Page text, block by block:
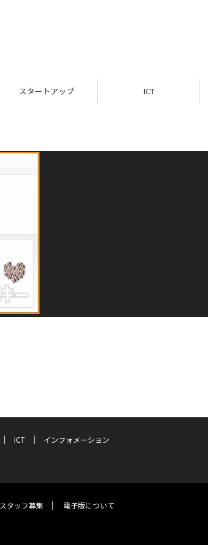
スタートアップ ICT
ICT
インフォメーション
スタッフ募集 電子版について